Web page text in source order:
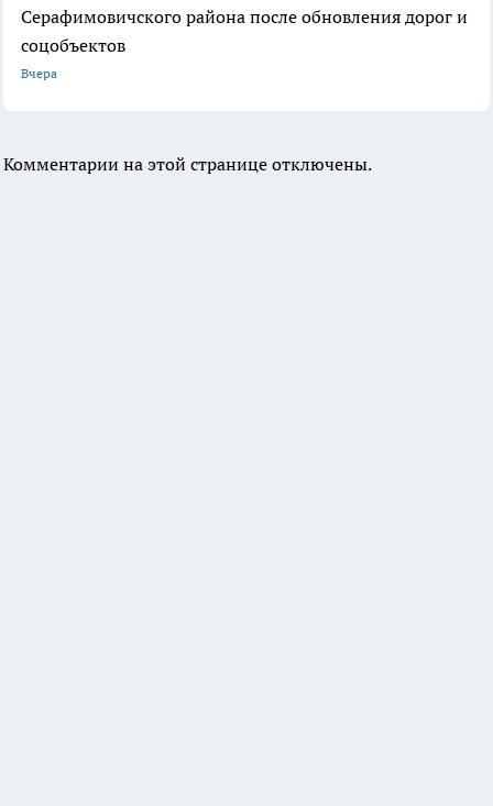
Серафимовичского района после обновления дорог и
соцобъектов
Вчера
Комментарии на этой странице отключены.